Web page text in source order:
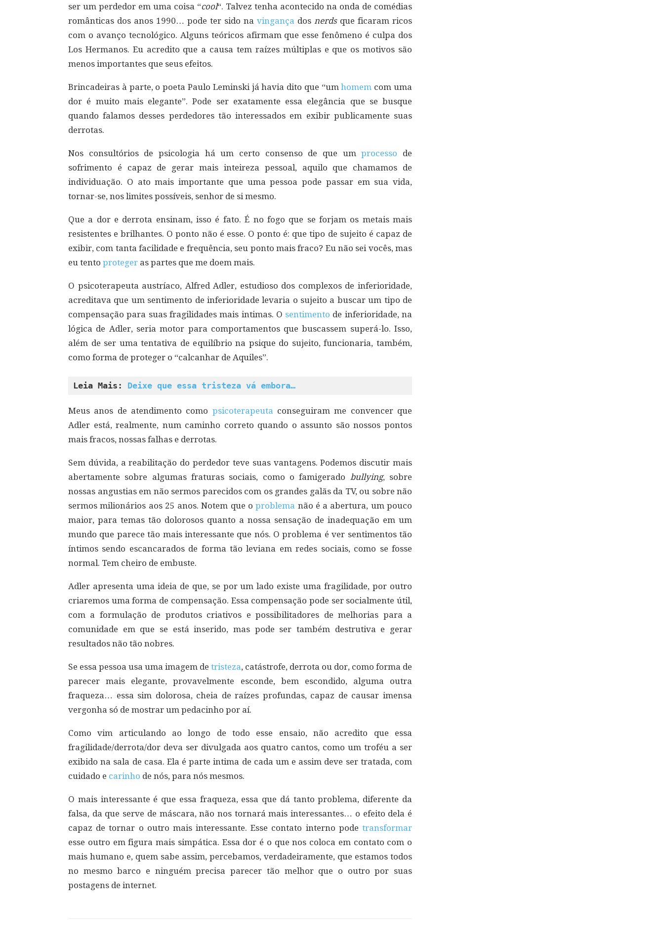
ser um perdedor em uma coisa “cool“. Talvez tenha acontecido na onda de comédias
românticas dos anos 1990… pode ter sido na vingança dos nerdsque ficaram ricos
com o avanço tecnológico. Alguns teóricos afirmam que esse fenômeno é culpa dos
Los Hermanos. Eu acredito que a causa tem raízes múltiplas e que os motivos são
menos importantes que seus efeitos.
Brincadeiras à parte, o poeta Paulo Leminski já havia dito que “umhomem com uma
dor é muito mais elegante”. Pode ser exatamente essa elegância que se busque
quando falamos desses perdedores tão interessados em exibir publicamente suas
derrotas.
Nos consultórios de psicologia há um certo consenso de que umprocesso de
sofrimento é capaz de gerar mais inteireza pessoal, aquilo que chamamos de
individuação. O ato mais importante que uma pessoa pode passar em sua vida,
tornar-se, nos limites possíveis, senhor de si mesmo.
Que a dor e derrota ensinam, isso é fato. É no fogo que se forjam os metais mais
resistentes e brilhantes. O ponto não é esse. O ponto é: que tipo de sujeito é capaz de
exibir, com tanta facilidade e frequência, seu ponto mais fraco? Eu não sei vocês, mas
eu tento proteger as partes que me doem mais.
O psicoterapeuta austríaco, Alfred Adler, estudioso dos complexos de inferioridade,
acreditava que um sentimento de inferioridade levaria o sujeito a buscar um tipo de
compensação para suas fragilidades mais intimas. O sentimento de inferioridade, na
lógica de Adler, seria motor para comportamentos que buscassem superá-lo. Isso,
além de ser uma tentativa de equilíbrio na psique do sujeito, funcionaria, também,
como forma de proteger o “calcanhar de Aquiles”.
Leia Mais: Deixe que essa tristeza vá embora…
Meus anos de atendimento como psicoterapeuta conseguiram me convencer que
Adler está, realmente, num caminho correto quando o assunto são nossos pontos
mais fracos, nossas falhas e derrotas.
Sem dúvida, a reabilitação do perdedor teve suas vantagens. Podemos discutir mais
abertamente sobre algumas fraturas sociais, como o famigerado bullying, sobre
nossas angustias em não sermos parecidos com os grandes galãs da TV, ou sobre não
sermos milionários aos 25 anos. Notem que oproblema não é a abertura, um pouco
maior, para temas tão dolorosos quanto a nossa sensação de inadequação em um
mundo que parece tão mais interessante que nós. O problema é ver sentimentos tão
íntimos sendo escancarados de forma tão leviana em redes sociais, como se fosse
normal. Tem cheiro de embuste.
Adler apresenta uma ideia de que, se por um lado existe uma fragilidade, por outro
criaremos uma forma de compensação. Essa compensação pode ser socialmente útil,
com a formulação de produtos criativos e possibilitadores de melhorias para a
comunidade em que se está inserido, mas pode ser também destrutiva e gerar
resultados não tão nobres.
Se essa pessoa usa uma imagem de tristeza, catástrofe, derrota ou dor, como forma de
parecer mais elegante, provavelmente esconde, bem escondido, alguma outra
fraqueza… essa sim dolorosa, cheia de raízes profundas, capaz de causar imensa
vergonha só de mostrar um pedacinho por aí.
Como vim articulando ao longo de todo esse ensaio, não acredito que essa
fragilidade/derrota/dor deva ser divulgada aos quatro cantos, como um troféu a ser
exibido na sala de casa. Ela é parte intima de cada um e assim deve ser tratada, com
cuidado e carinho de nós, para nós mesmos.
O mais interessante é que essa fraqueza, essa que dá tanto problema, diferente da
falsa, da que serve de máscara, não nos tornará mais interessantes… o efeito dela é
capaz de tornar o outro mais interessante. Esse contato interno pode transformar
esse outro em figura mais simpática. Essa dor é o que nos coloca em contato com o
mais humano e, quem sabe assim, percebamos, verdadeiramente, que estamos todos
no mesmo barco e ninguém precisa parecer tão melhor que o outro por suas
postagens de internet.